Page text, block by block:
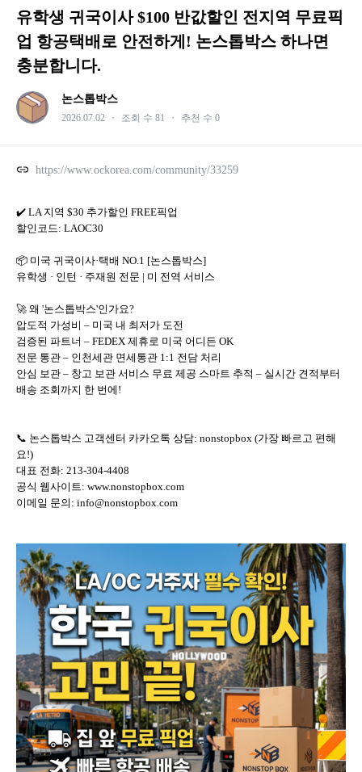
유학생 귀국이사 $100 반값할인 전지역 무료픽
업 항공택배로 안전하게! 논스톱박스 하나면
충분합니다.
논스톱박스
2026.07.02 ・ 조회 수 81 ・ 추천 수 0
https://www.ockorea.com/community/33259
✔️ LA 지역 $30 추가할인 FREE픽업
할인코드: LAOC30
📦 미국 귀국이사·택배 NO.1 [논스톱박스]
유학생 · 인턴 · 주재원 전문 | 미 전역 서비스
🚀 왜 '논스톱박스'인가요?
압도적 가성비 – 미국 내 최저가 도전
검증된 파트너 – FEDEX 제휴로 미국 어디든 OK
전문 통관 – 인천세관 면세통관 1:1 전담 처리
안심 보관 – 창고 보관 서비스 무료 제공 스마트 추적 – 실시간 견적부터
배송 조회까지 한 번에!
📞 논스톱박스 고객센터 카카오톡 상담: nonstopbox (가장 빠르고 편해
요!)
대표 전화: 213-304-4408
공식 웹사이트: www.nonstopbox.com
이메일 문의: info@nonstopbox.com